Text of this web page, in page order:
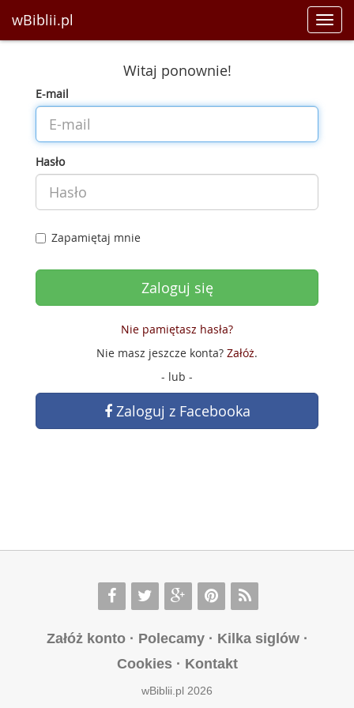
wBiblii.pl
Witaj ponownie!
E-mail
Hasło
Zapamiętaj mnie
Nie pamiętasz hasła?
Nie masz jeszcze konta? Załóż.
- lub -
Zaloguj z Facebooka
Załóż konto· Polecamy· Kilka siglów·
Cookies· Kontakt
wBiblii.pl 2026